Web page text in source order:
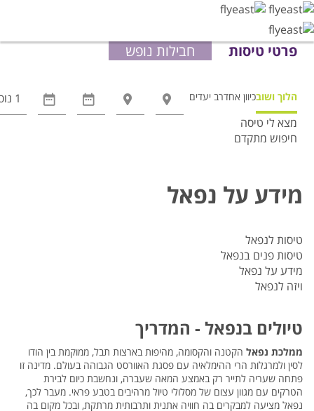
פרטי טיסות חבילות נופש
הלוך ושובכיוון אחדרב יעדים
מצא לי טיסה
חיפוש מתקדם
מוצגות
מידע על נפאל
טיסות לנפאל
טיסות פנים בנפאל
מידע על נפאל
ויזה לנפאל
טיולים בנפאל - המדריך
ממלכת נפאל הקטנה והקסומה, מהיפות בארצות תבל, ממוקמת בין הודו
לסין ולמרגלות הרי ההימלאיה עם פסגת האוורסט הגבוהה בעולם. מדינה זו
פתחה שעריה לתייר רק באמצע המאה שעברה, ונחשבת כיום לבירת
הטרקים עם מגוון עצום של מסלולי טיול מרהיבים בטבע פראי. מעבר לכך,
נפאל מציעה למבקרים בה חוויה אתנית ותרבותית מרתקת, ובכל מקום בה